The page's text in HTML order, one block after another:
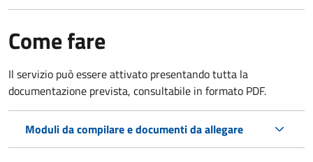
Come fare
Il servizio può essere attivato presentando tutta la
documentazione prevista, consultabile in formato PDF.
Moduli da compilare e documenti da allegare